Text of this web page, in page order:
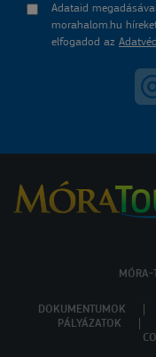
Adataid
morahalom.hu
elfogadod az
MÓRA-
DOKUMENTUMOK
PÁLYÁZATOK